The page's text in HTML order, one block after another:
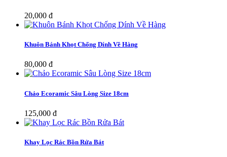
20,000 đ
Khuôn Bánh Khọt Chống Dính Về Hàng
80,000 đ
Chảo Ecoramic Sâu Lòng Size 18cm
125,000 đ
Khay Lọc Rác Bồn Rửa Bát